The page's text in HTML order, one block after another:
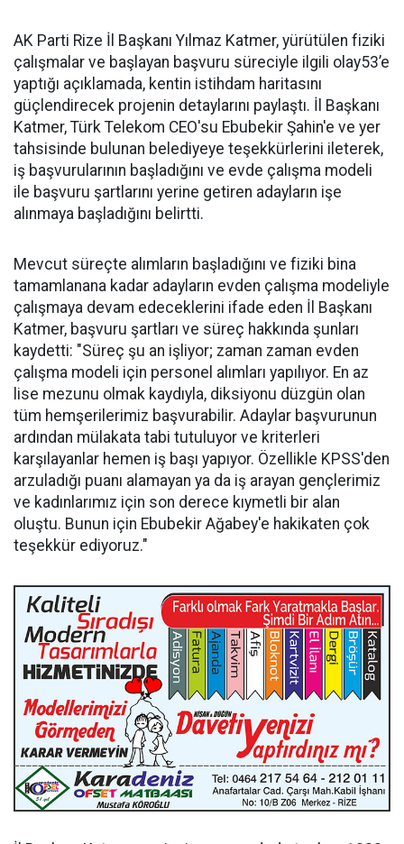
AK Parti Rize İl Başkanı Yılmaz Katmer, yürütülen fiziki
çalışmalar ve başlayan başvuru süreciyle ilgili olay53’e
yaptığı açıklamada, kentin istihdam haritasını
güçlendirecek projenin detaylarını paylaştı. İl Başkanı
Katmer, Türk Telekom CEO'su Ebubekir Şahin'e ve yer
tahsisinde bulunan belediyeye teşekkürlerini ileterek,
iş başvurularının başladığını ve evde çalışma modeli
ile başvuru şartlarını yerine getiren adayların işe
alınmaya başladığını belirtti.
Mevcut süreçte alımların başladığını ve fiziki bina
tamamlanana kadar adayların evden çalışma modeliyle
çalışmaya devam edeceklerini ifade eden İl Başkanı
Katmer, başvuru şartları ve süreç hakkında şunları
kaydetti: "Süreç şu an işliyor; zaman zaman evden
çalışma modeli için personel alımları yapılıyor. En az
lise mezunu olmak kaydıyla, diksiyonu düzgün olan
tüm hemşerilerimiz başvurabilir. Adaylar başvurunun
ardından mülakata tabi tutuluyor ve kriterleri
karşılayanlar hemen iş başı yapıyor. Özellikle KPSS'den
arzuladığı puanı alamayan ya da iş arayan gençlerimiz
ve kadınlarımız için son derece kıymetli bir alan
oluştu. Bunun için Ebubekir Ağabey'e hakikaten çok
teşekkür ediyoruz."